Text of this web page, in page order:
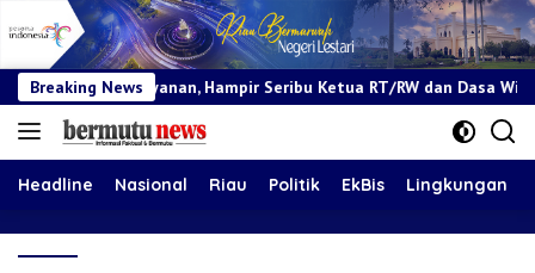
Breaking News
Pelayanan, Hampir Seribu Ketua RT/RW dan Dasa Wisma Dilantik
Headline Nasional Riau Politik EkBis Lingkungan